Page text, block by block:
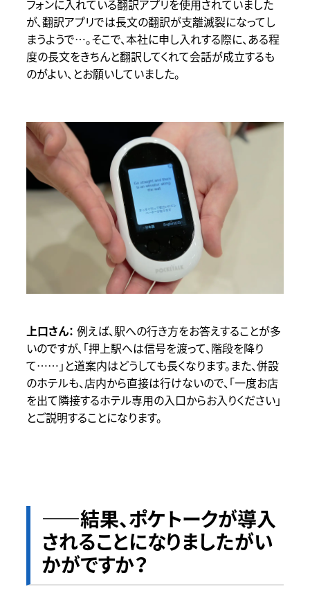
フォンに入れている翻訳アプリを使用されていました
が、翻訳アプリでは長文の翻訳が支離滅裂になってし
まうようで…。そこで、本社に申し入れする際に、ある程
度の長文をきちんと翻訳してくれて会話が成立するも
のがよい、とお願いしていました。
例えば、駅への行き方をお答えすることが多
いのですが、「押上駅へは信号を渡って、階段を降り
て……」と道案内はどうしても長くなります。また、併設
のホテルも、店内から直接は行けないので、「一度お店
を出て隣接するホテル専用の入口からお入りください」
とご説明することになります。
――結果、ポケトークが導入
されることになりましたがい
かがですか？